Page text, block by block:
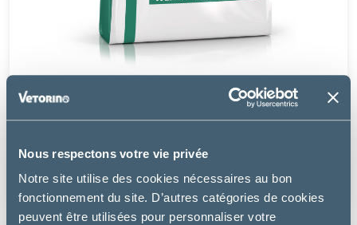
Nous respectons votre vie privée
Notre site utilise des cookies nécessaires au bon
fonctionnement du site. D’autres catégories de cookies
peuvent être utilisées pour personnaliser votre
9.49€